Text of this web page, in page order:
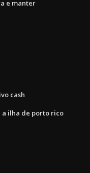
e manter
cash
ilha de porto rico